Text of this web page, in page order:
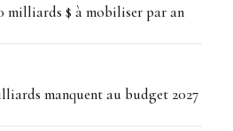
milliards $ à mobiliser par an
manquent au budget 2027